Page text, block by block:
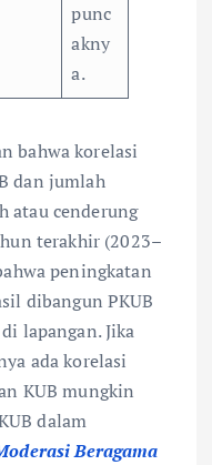
punc
akny
a.
bahwa korelasi
dan jumlah
atau cenderung
terakhir (2023–
peningkatan
dibangun PKUB
lapangan. Jika
ada korelasi
KUB mungkin
dalam
Beragama